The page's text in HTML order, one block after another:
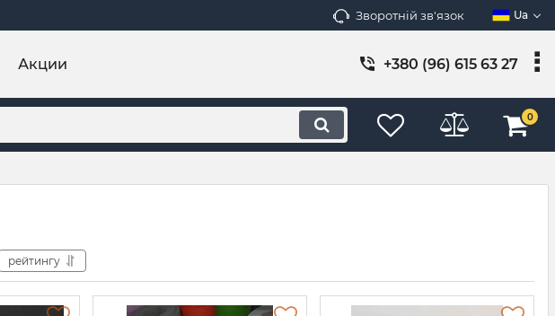
Зворотній зв'язок Ua
Акции +380 (96) 615 63 27
0
рейтингу